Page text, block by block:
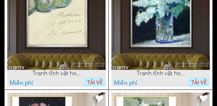
Tranh tĩnh vật hoa quả sơn dầu dán tường đẹp
Miễn phí
TẢI VỀ
Tranh tĩnh vật hoa quả sơn dầu trang trí tường đẹp
Miễn phí
TẢI VỀ